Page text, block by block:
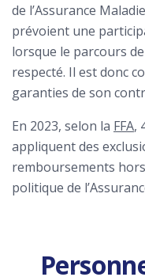
de l’Assurance
prévoient une
lorsque le parcours
respecté. Il est donc
garanties de son
En 2023, selon la FFA,
appliquent des
remboursements
politique de